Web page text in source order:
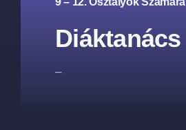
Diáktanács
–